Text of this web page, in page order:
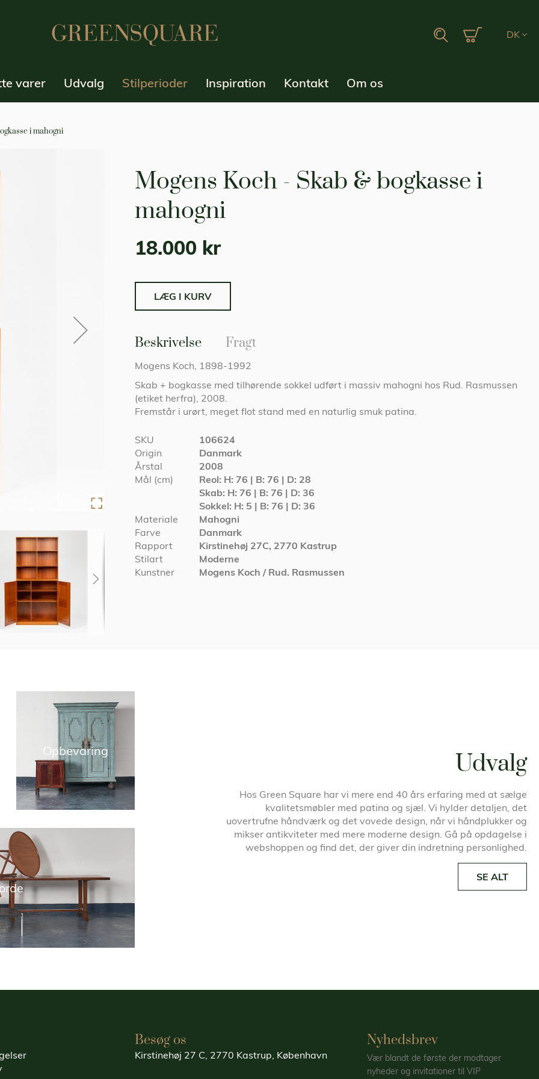
Search Min DK
varer Udvalg Stilperioder Inspiration Kontakt Om os
i mahogni
Mogens Koch - Skab & bogkasse i
mahogni
18.000 kr
LÆG I KURV
Beskrivelse
Mogens Koch, 1898-1992
Skab + bogkasse med tilhørende sokkel udført i massiv mahogni hos Rud. Rasmussen
(etiket herfra), 2008.
Fremstår i urørt, meget flot stand med en naturlig smuk patina.
Specifikationer
SKU
106624
Origin
Danmark
Årstal
2008
Mål (cm)
Reol: H: 76 | B: 76 | D: 28
Skab: H: 76 | B: 76 | D: 36
Sokkel: H: 5 | B: 76 | D: 36
Materiale
Mahogni
Farve
Danmark
Rapport
Kirstinehøj 27C, 2770 Kastrup
Stilart
Moderne
Kunstner
Mogens Koch / Rud. Rasmussen
Fragt
Opbevaring Udvalg
Hos Green Square har vi mere end 40 års erfaring med at sælge
kvalitetsmøbler med patina og sjæl. Vi hylder detaljen, det
uovertrufne håndværk og det vovede design, når vi håndplukker og
mikser antikviteter med mere moderne design. Gå på opdagelse i
webshoppen og find det, der giver din indretning personlighed.
SE ALT
Besøg os
Kirstinehøj 27 C, 2770 Kastrup, København
Nyhedsbrev
Vær blandt de første der modtager
nyheder og invitationer til VIP